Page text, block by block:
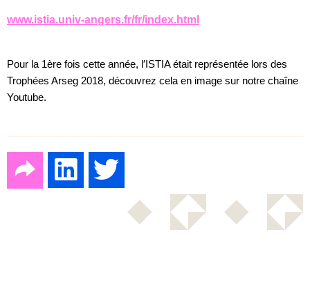
www.istia.univ-angers.fr/fr/index.html
Pour la 1ère fois cette année, l′ISTIA était représentée lors des
Trophées Arseg 2018, découvrez cela en image sur notre chaîne
Youtube.